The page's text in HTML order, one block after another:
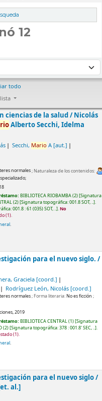
12
todo
ciencias de la salud /Nicolás
Alberto Secchi, Idelma
Secchi, Mario A [aut.]
normales; Naturaleza de los contenidos:
BIBLIOTECA RIOBAMBA(2) Signatura
(2) Signatura topográfica:001.8 SOT, .. .
001.8 : 61 (035) SOT, .. .No
(1).
.
para el nuevo siglo. /
Graciela[coord.]
Rodríguez León, Nicolás[coord.]
normales; Forma literaria:No es ficción ;
2019
BIBLIOTECA CENTRAL(1) Signatura
(2) Signatura topográfica:378 : 001.8' SEC, .. .
(1).
.
para el nuevo siglo /
al.]